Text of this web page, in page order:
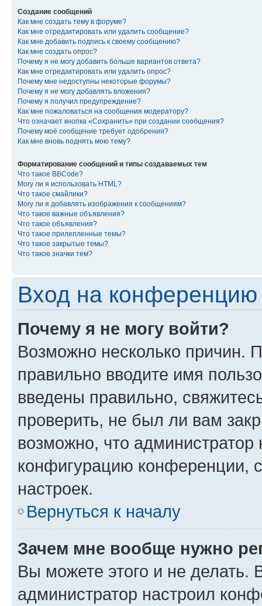
Создание сообщений
Как мне создать тему в форуме?
Как мне отредактировать или удалить сообщение?
Как мне добавить подпись к своему сообщению?
Как мне создать опрос?
Почему я не могу добавить больше вариантов ответа?
Как мне отредактировать или удалить опрос?
Почему мне недоступны некоторые форумы?
Почему я не могу добавлять вложения?
Почему я получил предупреждение?
Как мне пожаловаться на сообщения модератору?
Что означает кнопка «Сохранить» при создании сообщения?
Почему моё сообщение требует одобрения?
Как мне вновь поднять мою тему?
Форматирование сообщений и типы создаваемых тем
Что такое BBCode?
Могу ли я использовать HTML?
Что такое смайлики?
Могу ли я добавлять изображения к сообщениям?
Что такое важные объявления?
Что такое объявления?
Что такое прилепленные темы?
Что такое закрытые темы?
Что такое значки тем?
Вход на конференцию
Почему я не могу войти?
Возможно несколько причин.
правильно вводите имя
введены правильно,
проверить, не был ли вам
возможно, что администратор
конфигурацию конференции,
настроек.
Вернуться к началу
Зачем мне вообще нужно
Вы можете этого и не делать.
администратор настроил